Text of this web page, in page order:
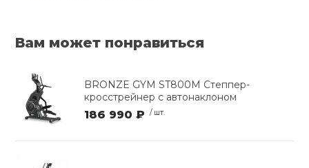
Вам может понравиться
BRONZE GYM ST800M Степпер-
кросстрейнер с автонаклоном
186 990 ₽ / шт.